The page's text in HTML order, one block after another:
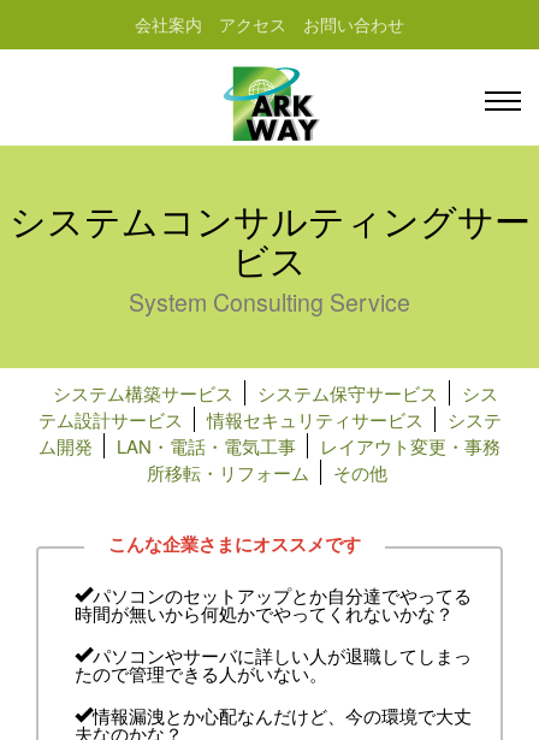
会社案内 アクセス お問い合わせ
システムコンサルティングサー
ビス
System Consulting Service
システム構築サービス システム保守サービス
シス
テム設計サービス
情報セキュリティサービス
システ
ム開発
LAN・電話・電気工事
レイアウト変更・事務
所移転・リフォーム
その他
パソコンのセットアップとか自分達でやってる
時間が無いから何処かでやってくれないかな？
パソコンやサーバに詳しい人が退職してしまっ
たので管理できる人がいない。
情報漏洩とか心配なんだけど、今の環境で大丈
夫なのかな？